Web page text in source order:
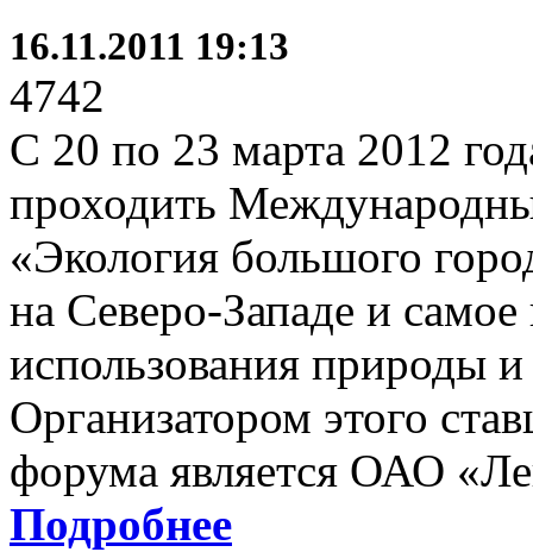
16.11.2011 19:13
4742
С 20 по 23 марта 2012
проходить
«Экология большого
на Северо-Западе и самое
использования природы
Организатором этого
форума является ОАО
Подробнее